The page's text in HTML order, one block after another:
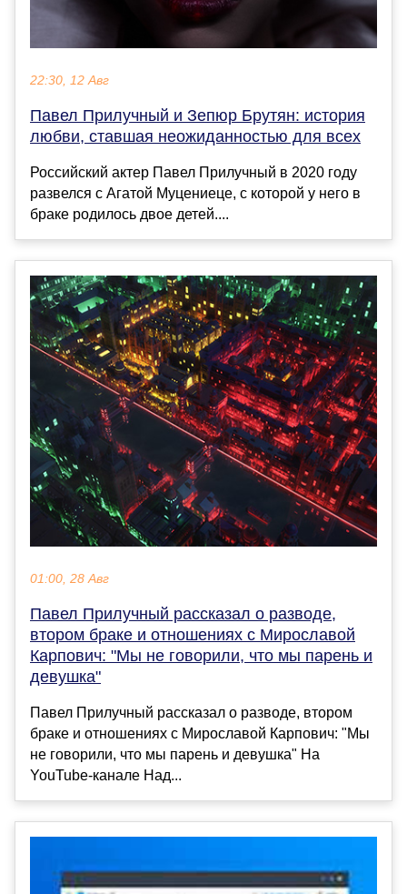
22:30, 12 Авг
Павел Прилучный и Зепюр Брутян: история
любви, ставшая неожиданностью для всех
Российский актер Павел Прилучный в 2020 году
развелся с Агатой Муцениеце, с которой у него в
браке родилось двое детей....
01:00, 28 Авг
Павел Прилучный рассказал о разводе,
втором браке и отношениях с Мирославой
Карпович: "Мы не говорили, что мы парень и
девушка"
Павел Прилучный рассказал о разводе, втором
браке и отношениях с Мирославой Карпович: "Мы
не говорили, что мы парень и девушка" На
YouTube-канале Над...